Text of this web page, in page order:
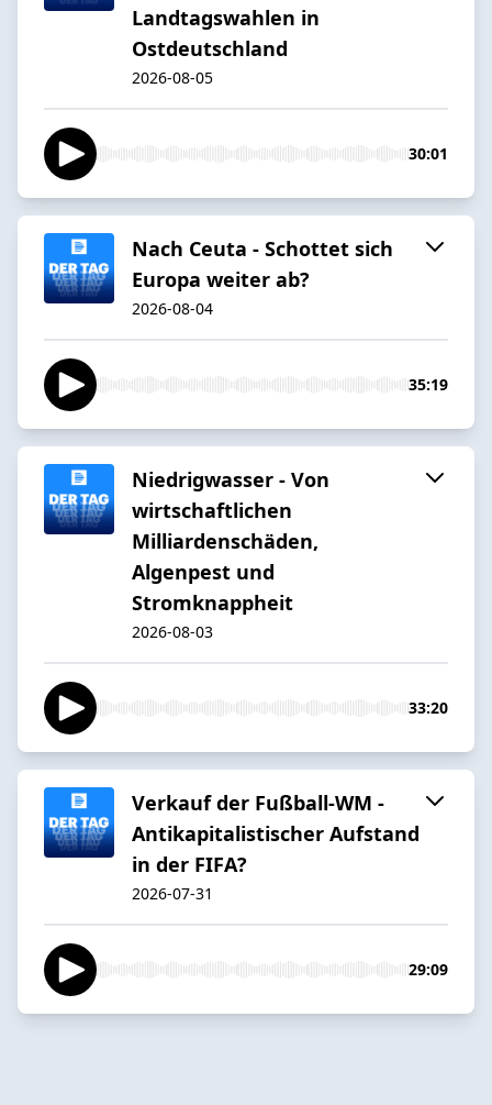
Landtagswahlen in
Ostdeutschland
2026-08-05
30:01
Nach Ceuta - Schottet sich
Europa weiter ab?
2026-08-04
35:19
Niedrigwasser - Von
wirtschaftlichen
Milliardenschäden,
Algenpest und
Stromknappheit
2026-08-03
33:20
Verkauf der Fußball-WM -
Antikapitalistischer Aufstand
in der FIFA?
2026-07-31
29:09